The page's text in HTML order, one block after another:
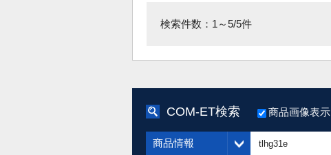
検索件数：1～5/5件
COM-ET検索 商品画像表示
商品情報